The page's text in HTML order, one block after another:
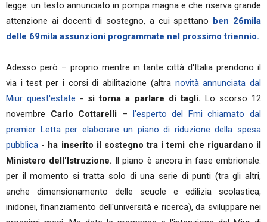
legge: un testo annunciato in pompa magna e che riserva grande
attenzione ai docenti di sostegno, a cui spettano ben 26mila
delle 69mila assunzioni programmate nel prossimo triennio.
Adesso però – proprio mentre in tante città d'Italia prendono il
via i test per i corsi di abilitazione (altra novità annunciata dal
Miur quest'estate - si torna a parlare di tagli. Lo scorso 12
novembre Carlo Cottarelli – l'esperto del Fmi chiamato dal
premier Letta per elaborare un piano di riduzione della spesa
pubblica - ha inserito il sostegno tra i temi che riguardano il
Ministero dell'Istruzione. Il piano è ancora in fase embrionale:
per il momento si tratta solo di una serie di punti (tra gli altri,
anche dimensionamento delle scuole e edilizia scolastica,
inidonei, finanziamento dell'università e ricerca), da sviluppare nei